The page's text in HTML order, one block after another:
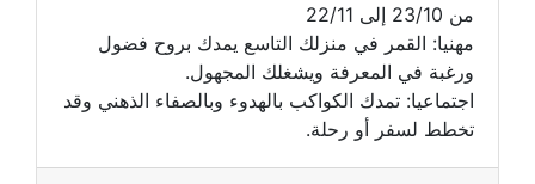
من 23/10 إلى 22/11
مهنيا: القمر في منزلك التاسع يمدك بروح فضول
ورغبة في المعرفة ويشغلك المجهول.
اجتماعيا: تمدك الكواكب بالهدوء وبالصفاء الذهني وقد
تخطط لسفر أو رحلة.